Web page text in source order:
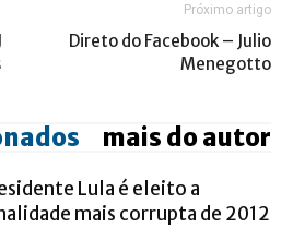
Próximo artigo
Direto do Facebook – Julio
Menegotto
mais do autor
Lula é eleito a
mais corrupta de 2012